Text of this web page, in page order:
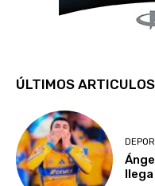
ÚLTIMOS ARTICULOS
llega